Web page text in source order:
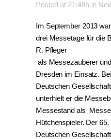
Posted at 21:48h in
Im September 2013
drei Messetage für die
R. Pfleger
als Messezauberer
Dresden im Einsatz.
Deutschen
unterhielt er die
Messestand als
Hütchenspieler. Der
Deutschen